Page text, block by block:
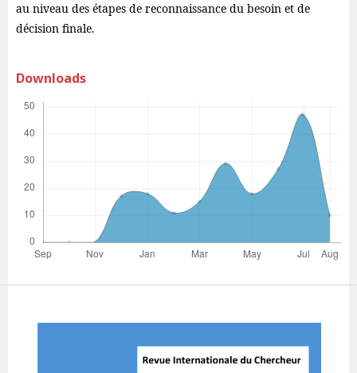
au niveau des étapes de reconnaissance du besoin et de
décision finale.
Downloads